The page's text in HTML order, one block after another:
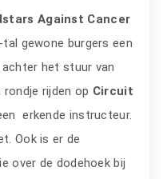
Against Cancer
gewone burgers een
het stuur van
rondje rijden op Circuit
erkende instructeur.
Ook is er de
over de dodehoek bij